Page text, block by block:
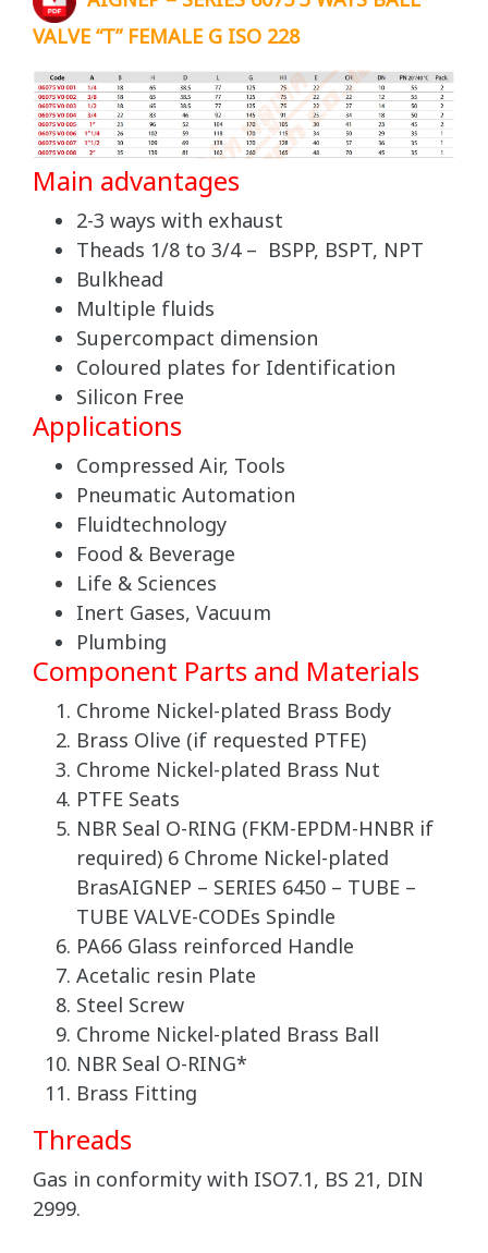
VALVE “T” FEMALE G ISO 228
Main advantages
2-3 ways with exhaust
Theads 1/8 to 3/4 – BSPP, BSPT, NPT
Bulkhead
Multiple fluids
Supercompact dimension
Coloured plates for Identification
Silicon Free
Applications
Compressed Air, Tools
Pneumatic Automation
Fluidtechnology
Food & Beverage
Life & Sciences
Inert Gases, Vacuum
Plumbing
Component Parts and Materials
Chrome Nickel-plated Brass Body
Brass Olive (if requested PTFE)
Chrome Nickel-plated Brass Nut
PTFE Seats
NBR Seal O-RING (FKM-EPDM-HNBR if
required) 6 Chrome Nickel-plated
BrasAIGNEP – SERIES 6450 – TUBE –
TUBE VALVE-CODEs Spindle
PA66 Glass reinforced Handle
Acetalic resin Plate
Steel Screw
Chrome Nickel-plated Brass Ball
NBR Seal O-RING*
Brass Fitting
Threads
Gas in conformity with ISO7.1, BS 21, DIN
2999.